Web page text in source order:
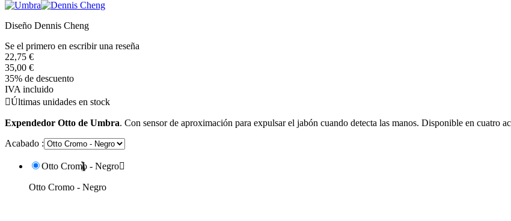
Diseño Dennis Cheng
Se el primero en escribir una reseña
22,75 €
35,00 €
35% de descuento
IVA incluido
Últimas unidades en stock
Expendedor Otto de Umbra. Con sensor de aproximación para expulsar el jabón cuando detecta las manos. Disponible en cuatro
Acabado :
Otto Cromo - Negro
Otto Cromo - Negro